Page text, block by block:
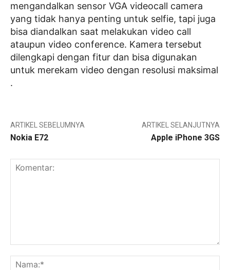
mengandalkan sensor VGA videocall camera
yang tidak hanya penting untuk selfie, tapi juga
bisa diandalkan saat melakukan video call
ataupun video conference. Kamera tersebut
dilengkapi dengan fitur dan bisa digunakan
untuk merekam video dengan resolusi maksimal
.
ARTIKEL SEBELUMNYA
Nokia E72
ARTIKEL SELANJUTNYA
Apple iPhone 3GS